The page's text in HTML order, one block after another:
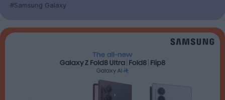
#Samsung Galaxy